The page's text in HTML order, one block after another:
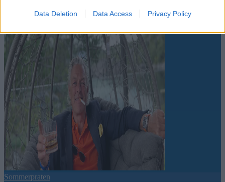
Data Deletion Data Access Privacy Policy
Abonnement
Sommerpraten